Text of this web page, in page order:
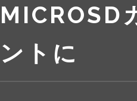
MICROSD
ントに